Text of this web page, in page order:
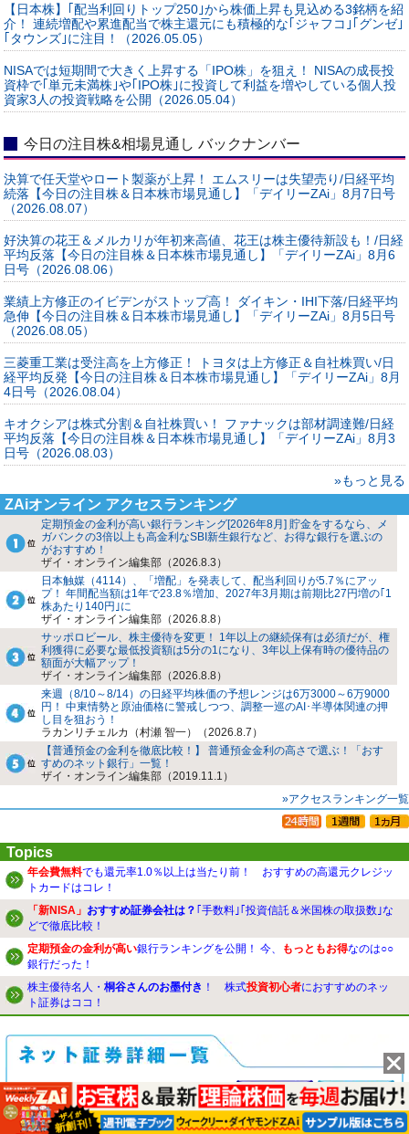
【日本株】｢配当利回りトップ250｣から株価上昇も見込める3銘柄を紹
介！ 連続増配や累進配当で株主還元にも積極的な｢ジャフコ｣｢グンゼ｣
｢タウンズ｣に注目！（2026.05.05）
NISAでは短期間で大きく上昇する「IPO株」を狙え！ NISAの成長投
資枠で｢単元未満株｣や｢IPO株｣に投資して利益を増やしている個人投
資家3人の投資戦略を公開（2026.05.04）
今日の注目株&相場見通し バックナンバー
決算で任天堂やロート製薬が上昇！ エムスリーは失望売り/日経平均
続落【今日の注目株＆日本株市場見通し】「デイリーZAi」8月7日号
（2026.08.07）
好決算の花王＆メルカリが年初来高値、花王は株主優待新設も！/日経
平均反落【今日の注目株＆日本株市場見通し】「デイリーZAi」8月6
日号（2026.08.06）
業績上方修正のイビデンがストップ高！ ダイキン・IHI下落/日経平均
急伸【今日の注目株＆日本株市場見通し】「デイリーZAi」8月5日号
（2026.08.05）
三菱重工業は受注高を上方修正！ トヨタは上方修正＆自社株買い/日
経平均反発【今日の注目株＆日本株市場見通し】「デイリーZAi」8月
4日号（2026.08.04）
キオクシアは株式分割＆自社株買い！ ファナックは部材調達難/日経
平均反落【今日の注目株＆日本株市場見通し】「デイリーZAi」8月3
日号（2026.08.03）
»もっと見る
ZAiオンライン アクセスランキング
定期預金の金利が高い銀行ランキング[2026年8月] 貯金をするなら、メ
ガバンクの3倍以上も高金利なSBI新生銀行など、お得な銀行を選ぶの
がおすすめ！
ザイ・オンライン編集部（2026.8.3）
日本触媒（4114）、「増配」を発表して、配当利回りが5.7％にアッ
プ！ 年間配当額は1年で23.8％増加、2027年3月期は前期比27円増の｢1
株あたり140円｣に
ザイ・オンライン編集部（2026.8.8）
サッポロビール、株主優待を変更！ 1年以上の継続保有は必須だが、権
利獲得に必要な最低投資額は5分の1になり、3年以上保有時の優待品の
額面が大幅アップ！
ザイ・オンライン編集部（2026.8.8）
来週（8/10～8/14）の日経平均株価の予想レンジは6万3000～6万9000
円！ 中東情勢と原油価格に警戒しつつ、調整一巡のAI･半導体関連の押
し目を狙おう！
ラカンリチェルカ（村瀬 智一）（2026.8.7）
【普通預金の金利を徹底比較！】 普通預金金利の高さで選ぶ！「おす
すめのネット銀行」一覧！
ザイ・オンライン編集部（2019.11.1）
»アクセスランキング一覧
Topics
年会費無料でも還元率1.0％以上は当たり前！ おすすめの高還元クレジッ
トカードはコレ！
「新NISA」 おすすめ証券会社は？ ｢手数料｣｢投資信託＆米国株の取扱数｣な
どで徹底比較！
定期預金の金利が高い銀行ランキングを公開！ 今、 もっともお得なのは○○
銀行だった！
株主優待名人・ 桐谷さんのお墨付き ！ 株式投資初心者におすすめのネッ
ト証券はココ！